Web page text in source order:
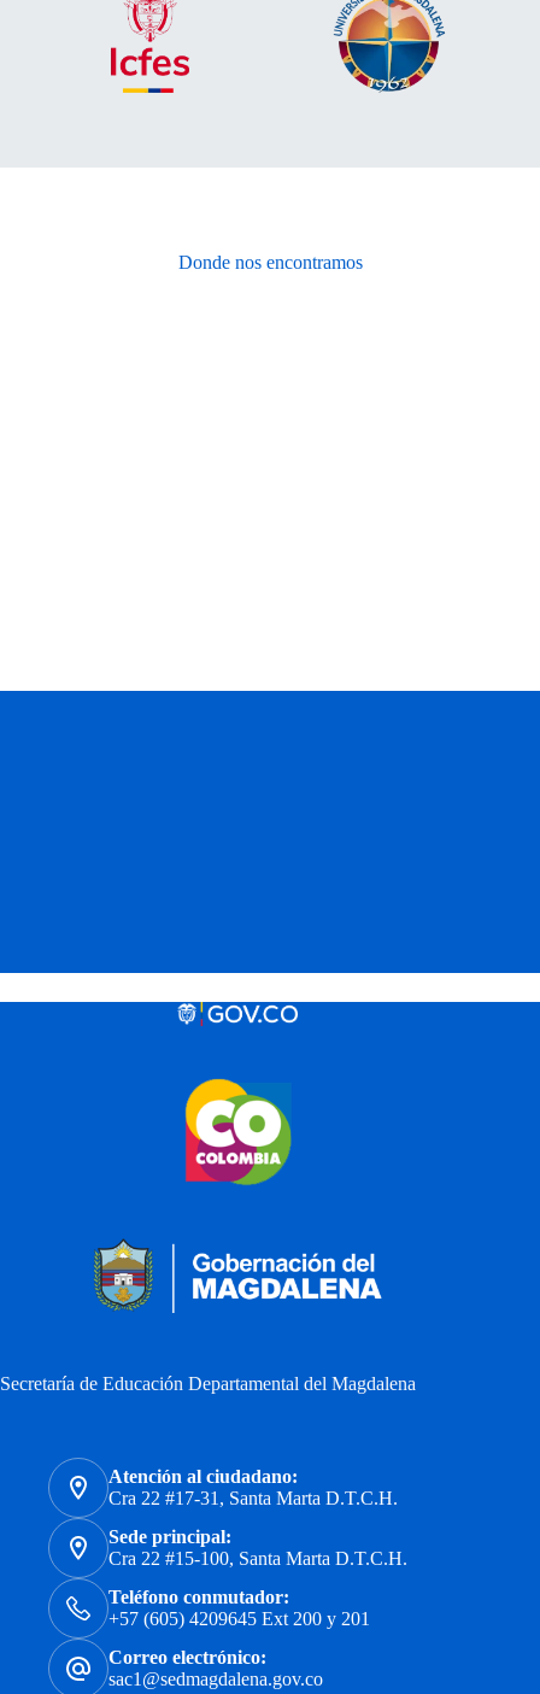
Donde nos encontramos
Secretaría de Educación Departamental del Magdalena
Atención al ciudadano:
Cra 22 #17-31, Santa Marta D.T.C.H.
Sede principal:
Cra 22 #15-100, Santa Marta D.T.C.H.
Teléfono conmutador:
+57 (605) 4209645 Ext 200 y 201
Correo electrónico:
sac1@sedmagdalena.gov.co